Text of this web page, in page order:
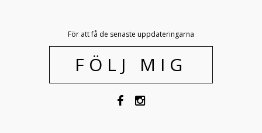
För att få de senaste uppdateringarna
FÖLJ MIG